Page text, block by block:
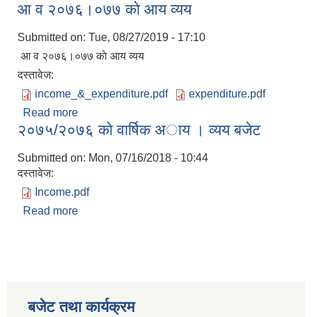
आ व २०७६।०७७ काे आय व्यय
Submitted on: Tue, 08/27/2019 - 17:10
आ व २०७६।०७७ काे आय व्यय
दस्तावेज:
income_&_expenditure.pdf
expenditure.pdf
Read more
२०७५/२०७६ काे वार्षिक अाय । व्यय बजेट
Submitted on: Mon, 07/16/2018 - 10:44
दस्तावेज:
Income.pdf
Read more
बजेट तथा कार्यक्रम